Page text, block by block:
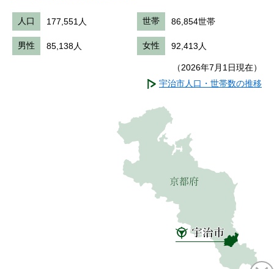
人口 177,551人 世帯 86,854世帯
男性 85,138人 女性 92,413人
（2026年7月1日現在）
宇治市人口・世帯数の推移